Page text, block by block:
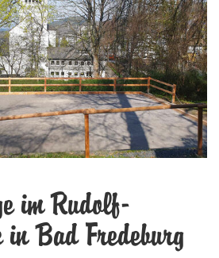
im Rudolf-
Bad Fredeburg